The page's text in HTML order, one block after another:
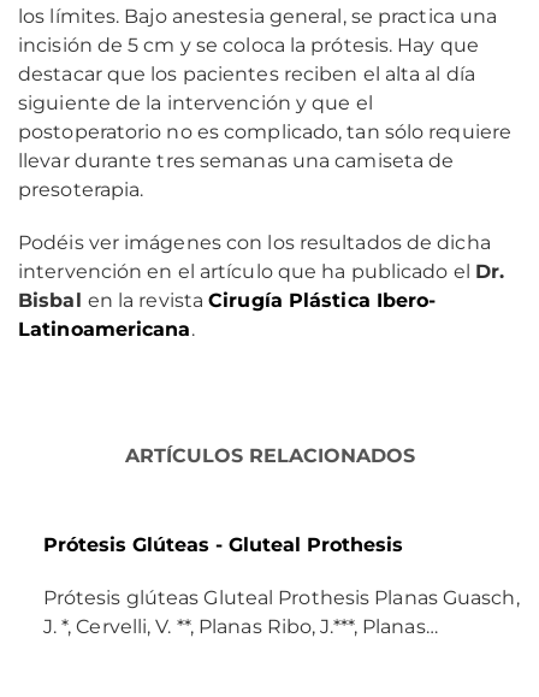
los límites. Bajo anestesia general, se practica una
incisión de 5 cm y se coloca la prótesis. Hay que
destacar que los pacientes reciben el alta al día
siguiente de la intervención y que el
postoperatorio no es complicado, tan sólo requiere
llevar durante tres semanas una camiseta de
presoterapia.
Podéis ver imágenes con los resultados de dicha
intervención en el artículo que ha publicado el Dr.
Bisbal en la revistaCirugía Plástica Ibero-
Latinoamericana.
ARTÍCULOS RELACIONADOS
Prótesis Glúteas - Gluteal Prothesis
Prótesis glúteas Gluteal Prothesis Planas Guasch,
J. *, Cervelli, V. **, Planas Ribo, J.***, Planas…